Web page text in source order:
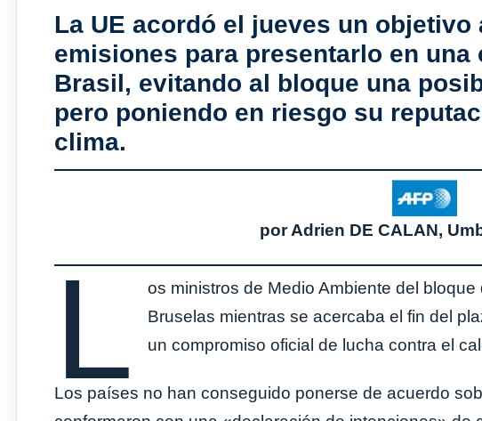
La UE acordó el jueves un
emisiones para presentarlo en una
Brasil, evitando al bloque una
pero poniendo en riesgo su
clima.
por Adrien DE CALAN,
L
os ministros de Medio Ambiente del
Bruselas mientras se acercaba el fin del
un compromiso oficial de lucha contra el
Los países no han conseguido ponerse de acuerdo